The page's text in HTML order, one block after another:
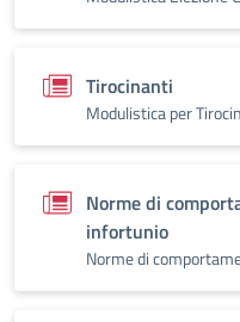
Tirocinanti
Modulistica per
Norme di
infortunio
Norme di